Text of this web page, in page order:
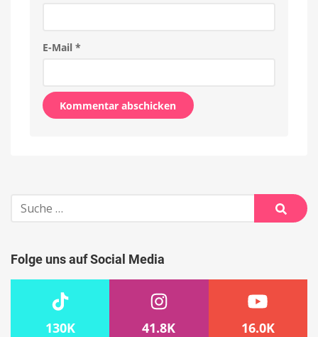
E-Mail *
Suche
nach:
Suche
Folge uns auf Social Media
130K 41.8K 16.0K